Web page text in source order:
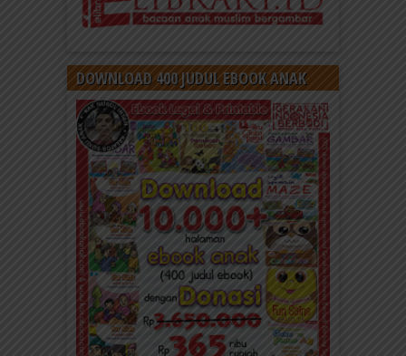
DOWNLOAD 400 JUDUL EBOOK ANAK